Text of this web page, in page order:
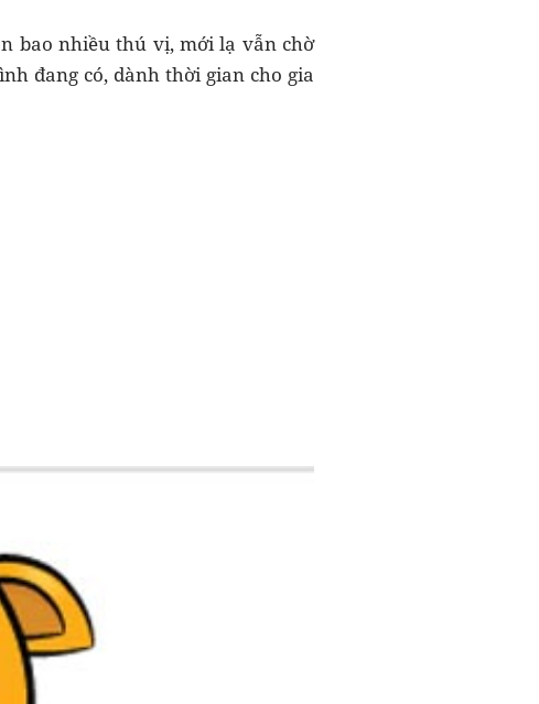
bao nhiều thú vị, mới lạ vẫn chờ
đang có, dành thời gian cho gia